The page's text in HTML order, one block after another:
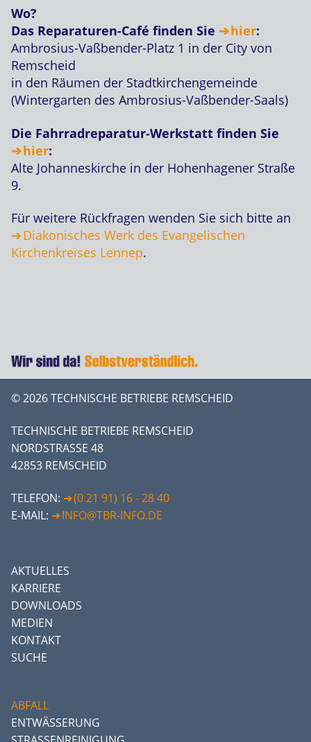
Wo?
Das Reparaturen-Café finden Sie
hier:
Ambrosius-Vaßbender-Platz 1 in der City von
Remscheid
in den Räumen der Stadtkirchengemeinde
(Wintergarten des Ambrosius-Vaßbender-Saals)
Die Fahrradreparatur-Werkstatt finden Sie
hier:
Alte Johanneskirche in der Hohenhagener Straße
9.
Für weitere Rückfragen wenden Sie sich bitte an
Diakonisches Werk des Evangelischen
Kirchenkreises Lennep.
© 2026 TECHNISCHE BETRIEBE REMSCHEID
TECHNISCHE BETRIEBE REMSCHEID
NORDSTRASSE 48
42853 REMSCHEID
TELEFON:
(0 21 91) 16 - 28 40
E-MAIL:
INFO@TBR-INFO.DE
AKTUELLES
KARRIERE
DOWNLOADS
MEDIEN
KONTAKT
SUCHE
ABFALL
ENTWÄSSERUNG